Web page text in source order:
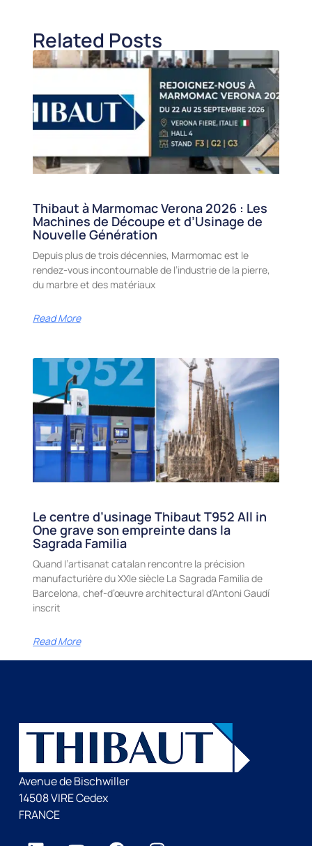
Related Posts
Thibaut à Marmomac Verona 2026 : Les
Machines de Découpe et d’Usinage de
Nouvelle Génération
Depuis plus de trois décennies, Marmomac est le
rendez-vous incontournable de l’industrie de la pierre,
du marbre et des matériaux
Read More
Le centre d’usinage Thibaut T952 All in
One grave son empreinte dans la
Sagrada Familia
Quand l’artisanat catalan rencontre la précision
manufacturière du XXIe siècle La Sagrada Familia de
Barcelona, chef-d’œuvre architectural d’Antoni Gaudí
inscrit
Read More
Avenue de Bischwiller
14508 VIRE Cedex
FRANCE